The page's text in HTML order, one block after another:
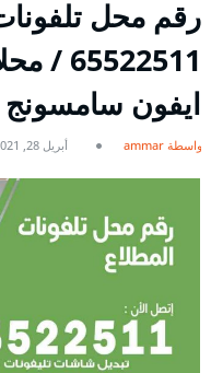
رقم محل
ايفون سامسونج
بواسطة ammar أبريل 28, 2021